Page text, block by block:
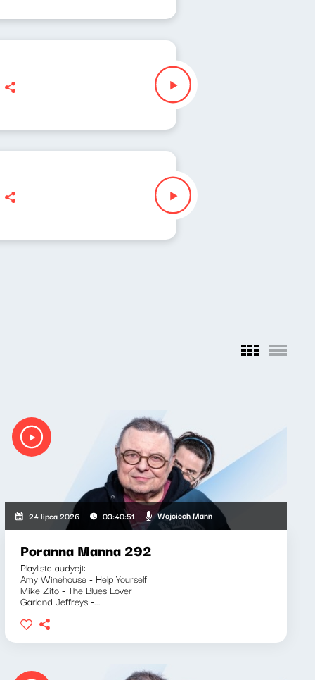
24 lipca 2026 03:40:51 Wojciech Mann
Poranna Manna 292
Playlista audycji:
Amy Winehouse - Help Yourself
Mike Zito - The Blues Lover
Garland Jeffreys -...